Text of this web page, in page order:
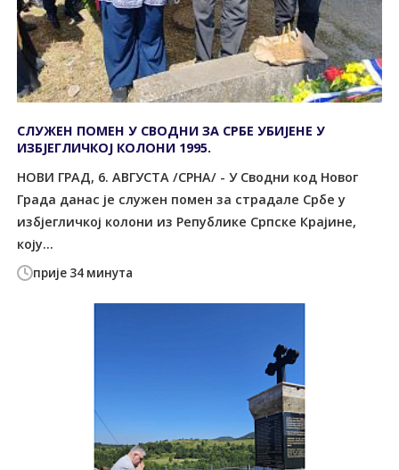
прије 34 минута
СЛУЖЕН ПОМЕН У СВОДНИ ЗА СРБЕ УБИЈЕНЕ У
ИЗБЈЕГЛИЧКОЈ КОЛОНИ 1995.
НОВИ ГРАД, 6. АВГУСТА /СРНА/ - У Сводни код Новог
Града данас је служен помен за страдале Србе у
избјегличкој колони из Републике Српске Крајине,
коју...